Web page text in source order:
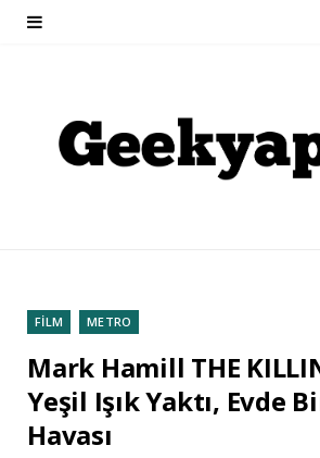
FİLM METRO
Mark Hamill THE
Yeşil Işık Yaktı, Evde
Havası